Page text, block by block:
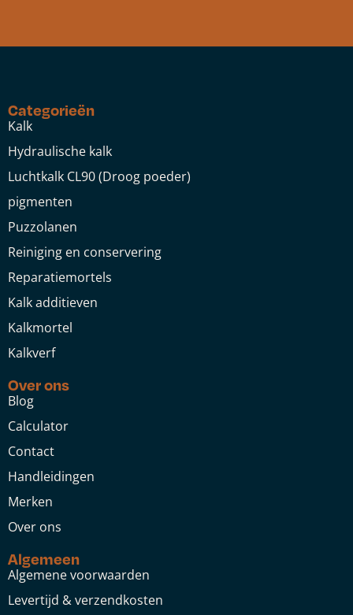
Categorieën
Kalk
Hydraulische kalk
Luchtkalk CL90 (Droog poeder)
pigmenten
Puzzolanen
Reiniging en conservering
Reparatiemortels
Kalk additieven
Kalkmortel
Kalkverf
Over ons
Blog
Calculator
Contact
Handleidingen
Merken
Over ons
Algemeen
Algemene voorwaarden
Levertijd & verzendkosten